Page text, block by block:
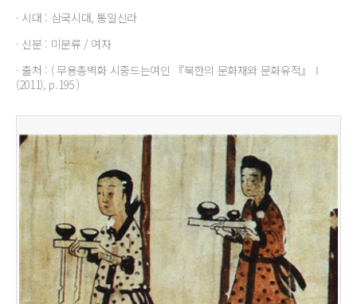
· 시대 : 삼국시대, 통일신라
· 신분 : 미분류 / 여자
· 출처 : ( 무용총벽화 시중드는여인 『북한의 문화재와 문화유적』Ⅰ
(2011), p.195 )